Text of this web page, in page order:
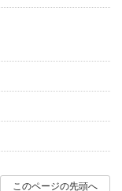
このページの先頭へ